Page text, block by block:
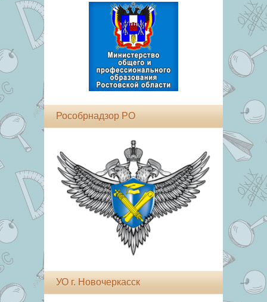
Рособрнадзор РО
УО г. Новочеркасск